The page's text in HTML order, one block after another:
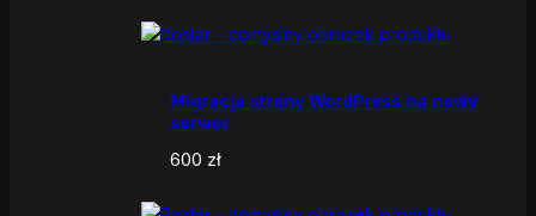
Migracja strony WordPress na nowy
serwer
600 zł